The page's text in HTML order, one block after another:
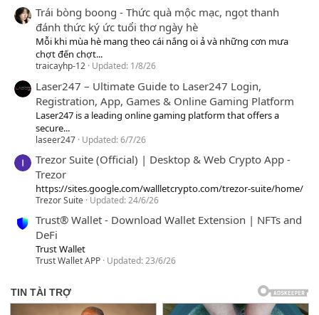
Trái bòng boong - Thức quà mộc mạc, ngọt thanh
đánh thức ký ức tuổi thơ ngày hè
Mỗi khi mùa hè mang theo cái nắng oi ả và những cơn mưa
chợt đến chợt...
traicayhp-12 Updated: 1/8/26
Laser247 – Ultimate Guide to Laser247 Login,
Registration, App, Games & Online Gaming Platform
Laser247 is a leading online gaming platform that offers a
secure...
laseer247 Updated:6/7/26
Trezor Suite (Official) | Desktop & Web Crypto App -
Trezor
https://sites.google.com/wallletcrypto.com/trezor-suite/home/
Trezor Suite Updated:24/6/26
Trust® Wallet - Download Wallet Extension | NFTs and
DeFi
Trust Wallet
Trust Wallet APP Updated:23/6/26